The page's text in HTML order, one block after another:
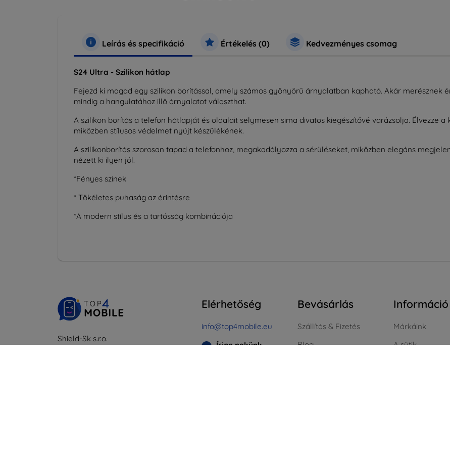
Leírás és specifikáció Értékelés (0) Kedvezményes csomag
S24 Ultra - Szilikon hátlap
Fejezd ki magad egy szilikon borítással, amely számos gyönyörű árnyalatban kapható. Akár merésznek
mindig a hangulatához illő árnyalatot választhat.
A szilikon borítás a telefon hátlapját és oldalait selymesen sima divatos kiegészítővé varázsolja. Élvezze
miközben stílusos védelmet nyújt készülékének.
A szilikonborítás szorosan tapad a telefonhoz, megakadályozza a sérüléseket, miközben elegáns
nézett ki ilyen jól.
*Fényes színek
* Tökéletes puhaság az érintésre
*A modern stílus és a tartósság kombinációja
Shield-Sk s.r.o.
Elérhetőség
info@top4mobile.eu
Írjon nekünk
Bevásárlás
Szállítás & Fizetés
Blog
Információ
Márkáink
A sütik